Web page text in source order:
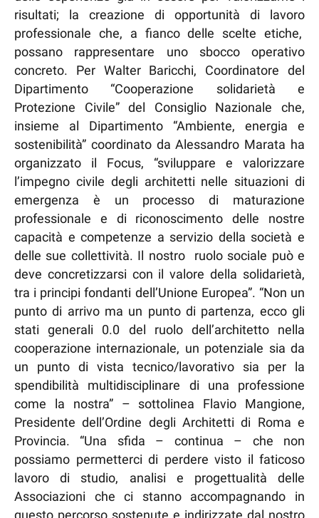
risultati; la creazione di opportunità di lavoro
professionale che, a fianco delle scelte etiche,
possano rappresentare uno sbocco operativo
concreto. Per Walter Baricchi, Coordinatore del
Dipartimento “Cooperazione solidarietà e
Protezione Civile” del Consiglio Nazionale che,
insieme al Dipartimento “Ambiente, energia e
sostenibilità” coordinato da Alessandro Marata ha
organizzato il Focus, “sviluppare e valorizzare
l’impegno civile degli architetti nelle situazioni di
emergenza è un processo di maturazione
professionale e di riconoscimento delle nostre
capacità e competenze a servizio della società e
delle sue collettività. Il nostro ruolo sociale può e
deve concretizzarsi con il valore della solidarietà,
tra i principi fondanti dell’Unione Europea”. “Non un
punto di arrivo ma un punto di partenza, ecco gli
stati generali 0.0 del ruolo dell’architetto nella
cooperazione internazionale, un potenziale sia da
un punto di vista tecnico/lavorativo sia per la
spendibilità multidisciplinare di una professione
come la nostra” – sottolinea Flavio Mangione,
Presidente dell’Ordine degli Architetti di Roma e
Provincia. “Una sfida – continua – che non
possiamo permetterci di perdere visto il faticoso
lavoro di studio, analisi e progettualità delle
Associazioni che ci stanno accompagnando in
questo percorso sostenute e indirizzate dal nostro